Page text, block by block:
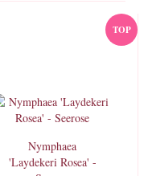
TOP
Nymphaea
'Laydekeri Rosea' -